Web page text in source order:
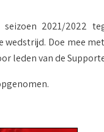
2021/2022
Doe mee
leden van de